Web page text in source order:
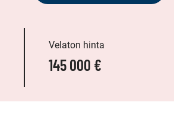
Velaton hinta
145 000 €